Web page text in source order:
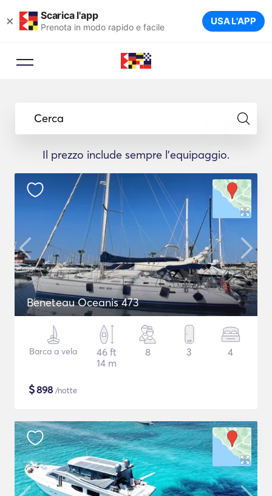
× Scarica l'app
Prenota in modo rapido e facile USA L'APP
Cerca
Il prezzo include sempre l'equipaggio.
Beneteau Oceanis 473
Barca a vela
46 ft
14 m
8 3 4
$898 /notte